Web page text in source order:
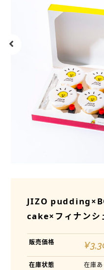
JIZO
cake×フィナンシ
販売価格
在庫状態 在庫あ